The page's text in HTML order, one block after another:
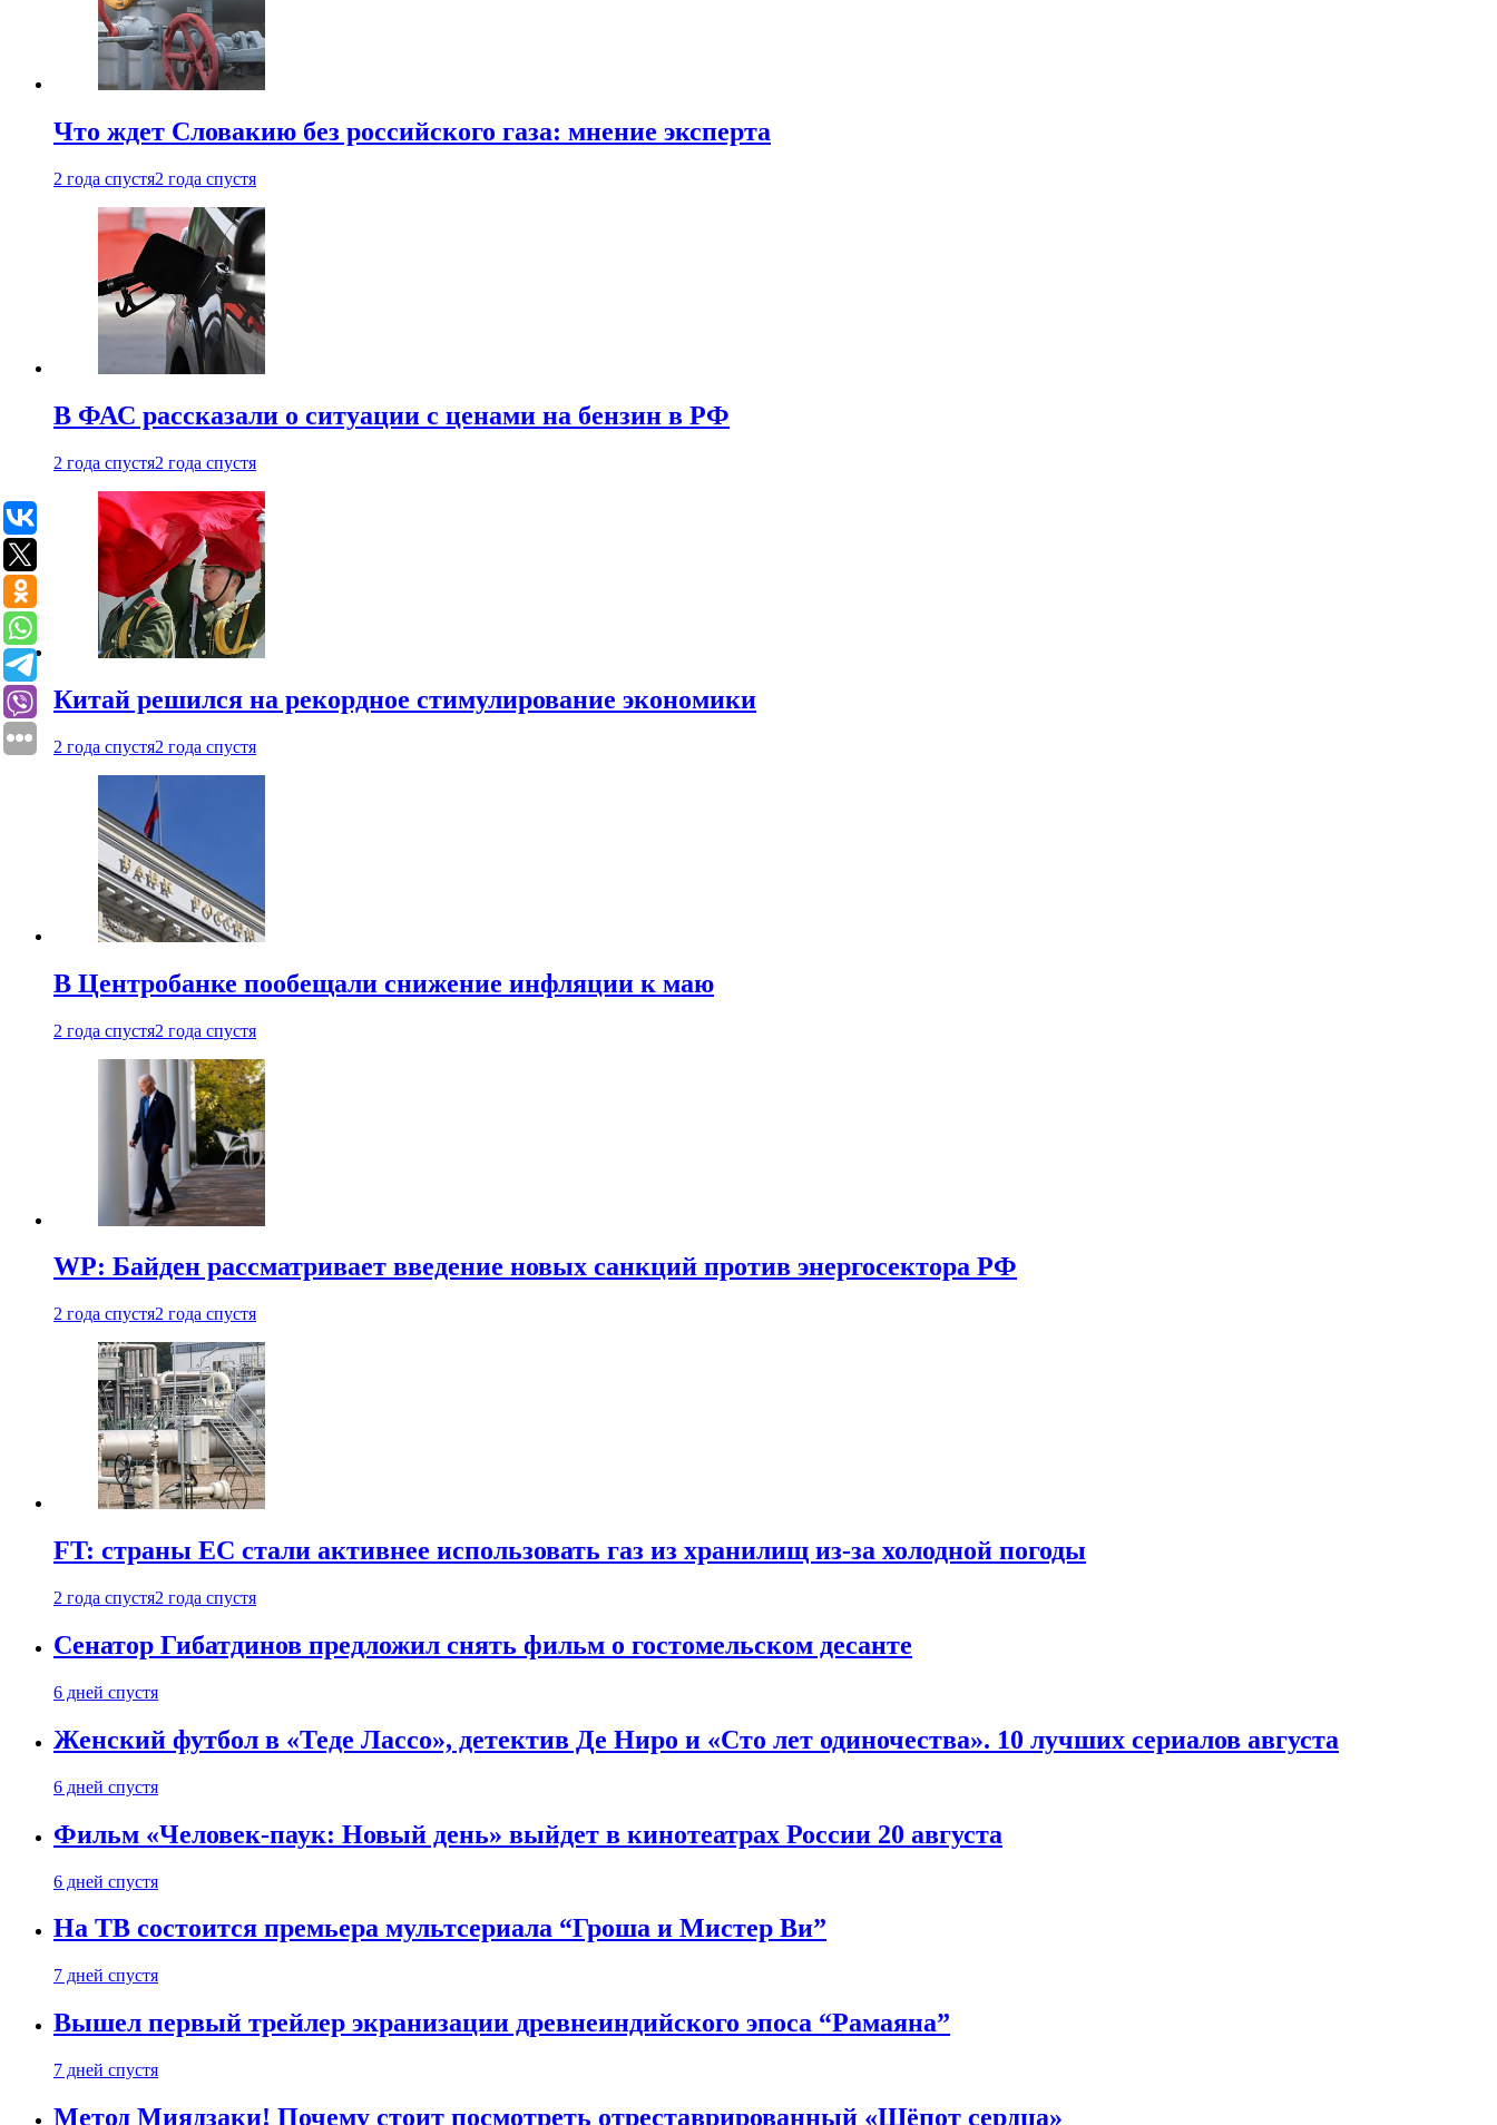
Что ждет Словакию без российского газа: мнение эксперта
2 года спустя2 года спустя
В ФАС рассказали о ситуации с ценами на бензин в РФ
2 года спустя2 года спустя
Китай решился на рекордное стимулирование экономики
2 года спустя2 года спустя
В Центробанке пообещали снижение инфляции к маю
2 года спустя2 года спустя
WP: Байден рассматривает введение новых санкций против энергосектора РФ
2 года спустя2 года спустя
FT: страны ЕС стали активнее использовать газ из хранилищ из-за холодной погоды
2 года спустя2 года спустя
Сенатор Гибатдинов предложил снять фильм о гостомельском десанте
6 дней спустя
Женский футбол в «Теде Лассо», детектив Де Ниро и «Сто лет одиночества». 10 лучших сериалов августа
6 дней спустя
Фильм «Человек-паук: Новый день» выйдет в кинотеатрах России 20 августа
6 дней спустя
На ТВ состоится премьера мультсериала “Гроша и Мистер Ви”
7 дней спустя
Вышел первый трейлер экранизации древнеиндийского эпоса “Рамаяна”
7 дней спустя
Метод Миядзаки! Почему стоит посмотреть отреставрированный «Шёпот сердца»